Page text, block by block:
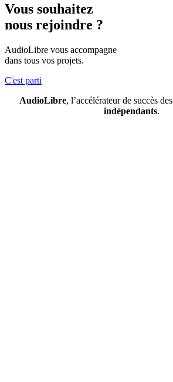
Vous souhaitez
nous rejoindre ?
AudioLibre vous accompagne
dans tous vos projets.
C'est parti
AudioLibre, l’accélérateur de succès des
indépendants.